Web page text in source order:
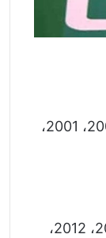
فاز الرجاء بالدوري المغربي 12 مرة أعوام: (1988، 1996، 1997، 1998، 1999، 2000، 2001،
فاز الرجاء بكأس العرش 8 مرات أعوام: ( 1974، 1977، 1982، 1996، 2002، 2005، 2012،